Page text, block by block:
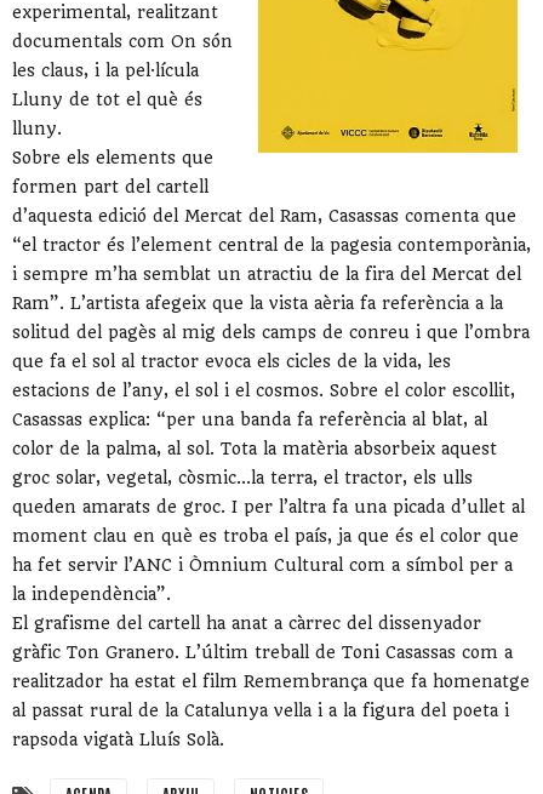
experimental, realitzant
documentals com On són
les claus, i la pel·lícula
Lluny de tot el què és
lluny.
Sobre els elements que
formen part del cartell
d’aquesta edició del Mercat del Ram, Casassas comenta que
“el tractor és l’element central de la pagesia contemporània,
i sempre m’ha semblat un atractiu de la fira del Mercat del
Ram”. L’artista afegeix que la vista aèria fa referència a la
solitud del pagès al mig dels camps de conreu i que l’ombra
que fa el sol al tractor evoca els cicles de la vida, les
estacions de l’any, el sol i el cosmos. Sobre el color escollit,
Casassas explica: “per una banda fa referència al blat, al
color de la palma, al sol. Tota la matèria absorbeix aquest
groc solar, vegetal, còsmic...la terra, el tractor, els ulls
queden amarats de groc. I per l’altra fa una picada d’ullet al
moment clau en què es troba el país, ja que és el color que
ha fet servir l’ANC i Òmnium Cultural com a símbol per a
la independència”.
El grafisme del cartell ha anat a càrrec del dissenyador
gràfic Ton Granero. L’últim treball de Toni Casassas com a
realitzador ha estat el film Remembrança que fa homenatge
al passat rural de la Catalunya vella i a la figura del poeta i
rapsoda vigatà Lluís Solà.